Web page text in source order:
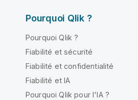
Pourquoi Qlik ?
Pourquoi Qlik ?
Fiabilité et sécurité
Fiabilité et confidentialité
Fiabilité et IA
Pourquoi Qlik pour l'IA ?